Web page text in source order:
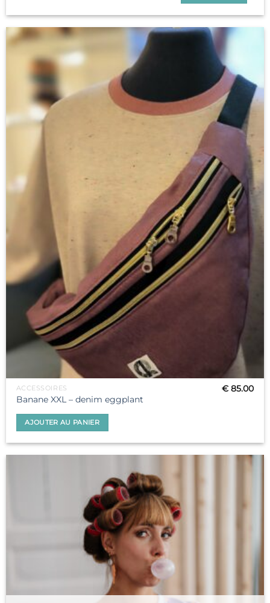
ACCESSOIRES
Banane XXL – denim eggplant
€ 85.00
AJOUTER AU PANIER